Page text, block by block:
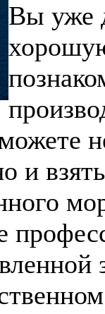
Вы уже
и